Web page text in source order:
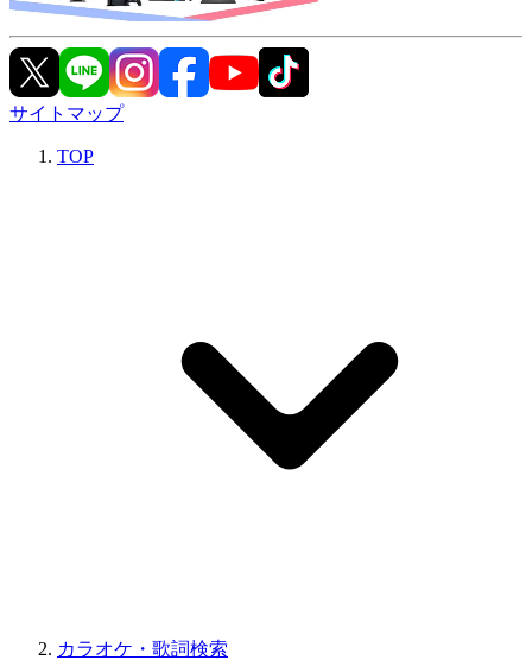
サイトマップ
TOP
カラオケ・歌詞検索